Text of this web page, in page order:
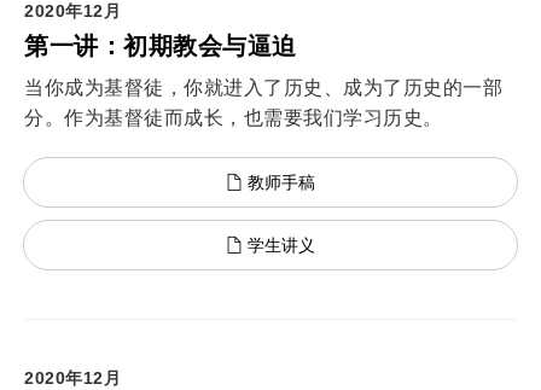
2020年12月
第一讲：初期教会与逼迫
当你成为基督徒，你就进入了历史、成为了历史的一部
分。作为基督徒而成长，也需要我们学习历史。
教师手稿
学生讲义
2020年12月